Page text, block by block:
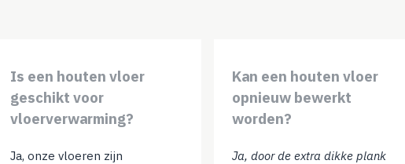
Is een houten vloer
geschikt voor
vloerverwarming?
Ja, onze vloeren zijn
Kan een houten vloer
opnieuw bewerkt
worden?
Ja, door de extra dikke plank